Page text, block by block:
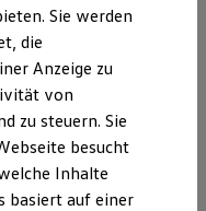
ID.
Abstimmung
Wenn Sie
die Routenführung
Elektroantrieb
– für eine effiziente
Sie werden
die
Anzeige zu
von
zu steuern. Sie
besucht
Inhalte
basiert auf einer